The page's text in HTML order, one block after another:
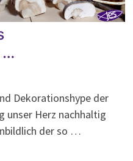
…
Dekorationshype der
unser Herz nachhaltig
der so …